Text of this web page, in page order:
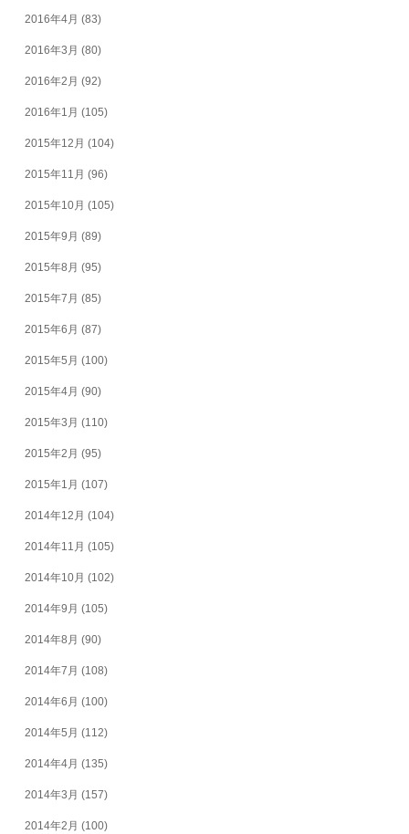
2016年4月 (83)
2016年3月 (80)
2016年2月 (92)
2016年1月 (105)
2015年12月 (104)
2015年11月 (96)
2015年10月 (105)
2015年9月 (89)
2015年8月 (95)
2015年7月 (85)
2015年6月 (87)
2015年5月 (100)
2015年4月 (90)
2015年3月 (110)
2015年2月 (95)
2015年1月 (107)
2014年12月 (104)
2014年11月 (105)
2014年10月 (102)
2014年9月 (105)
2014年8月 (90)
2014年7月 (108)
2014年6月 (100)
2014年5月 (112)
2014年4月 (135)
2014年3月 (157)
2014年2月 (100)